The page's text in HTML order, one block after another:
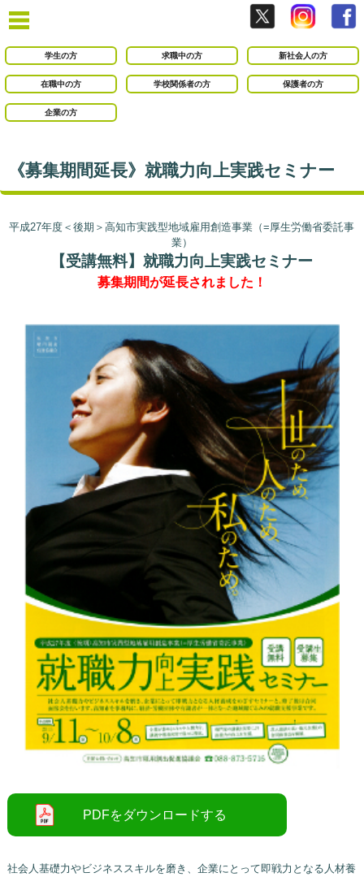
学生の方 求職中の方 新社会人の方
在職中の方 学校関係者の方 保護者の方
企業の方
《募集期間延長》就職力向上実践セミナー
平成27年度＜後期＞高知市実践型地域雇用創造事業（=厚生労働省委託事
業）
【受講無料】就職力向上実践セミナー
募集期間が延長されました！
社会人基礎力やビジネススキルを磨き、企業にとって即戦力となる人材養